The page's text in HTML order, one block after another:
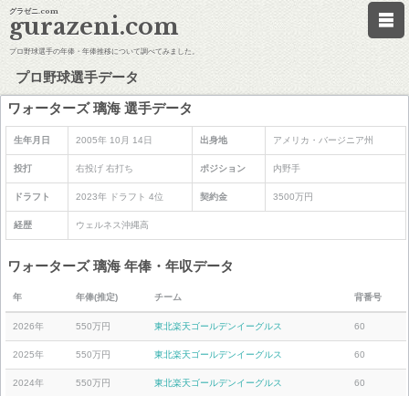
グラゼニ.com
gurazeni.com
プロ野球選手の年俸・年俸推移について調べてみました。
プロ野球選手データ
ワォーターズ 璃海 選手データ
生年月日 2005年 10月 14日 出身地 アメリカ・バージニア州
投打 右投げ 右打ち ポジション 内野手
ドラフト 2023年 ドラフト 4位 契約金 3500万円
経歴 ウェルネス沖縄高
ワォーターズ 璃海 年俸・年収データ
年 年俸(推定) チーム 背番号
2026年 550万円 東北楽天ゴールデンイーグルス 60
2025年 550万円 東北楽天ゴールデンイーグルス 60
2024年 550万円 東北楽天ゴールデンイーグルス 60